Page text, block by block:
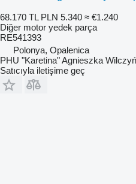
68.170 TL PLN 5.340 ≈ €1.240
Diğer motor yedek parça
RE541393
Polonya, Opalenica
PHU "Karetina" Agnieszka
Satıcıyla iletişime geç